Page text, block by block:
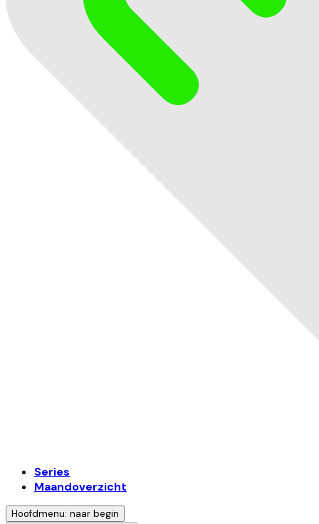
Series
Maandoverzicht
Hoofdmenu: naar begin